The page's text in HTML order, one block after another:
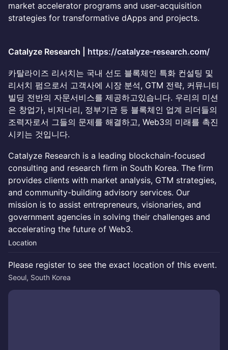
market accelerator programs and user-acquisition
strategies for transformative dApps and projects.
Catalyze Research | https://catalyze-research.com/
카탈라이즈 리서치는 국내 선도 블록체인 특화 컨설팅 및
리서치 펌으로서 고객사에 시장 분석, GTM 전략, 커뮤니티
빌딩 전반의 자문서비스를 제공하고있습니다. 우리의 미션
은 창업가, 비저너리, 정부기관 등 블록체인 업계 리더들의
조력자로서 그들의 문제를 해결하고, Web3의 미래를 촉진
시키는 것입니다.
Catalyze Research is a leading blockchain-focused
consulting and research firm in South Korea. The firm
provides clients with market analysis, GTM strategies,
and community-building advisory services. Our
mission is to assist entrepreneurs, visionaries, and
government agencies in solving their challenges and
accelerating the future of Web3.
Location
Please register to see the exact location of this event.
Seoul, South Korea